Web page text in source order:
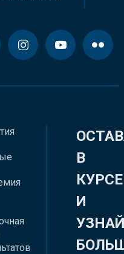
В
КУРСЕ
И